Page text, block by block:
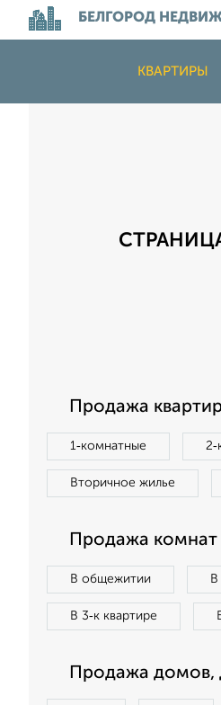
БЕЛГОРОД
КВАРТИРЫ
Продажа
1‑комнатные
Вторичное жилье
Продажа комнат
В общежитии В
В 3‑к квартире
Продажа домов,